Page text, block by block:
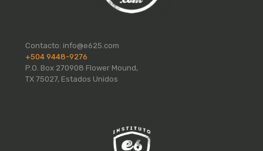
Contacto: info@e625.com
+504 9448-9276
P.O. Box 270908 Flower Mound,
TX 75027, Estados Unidos